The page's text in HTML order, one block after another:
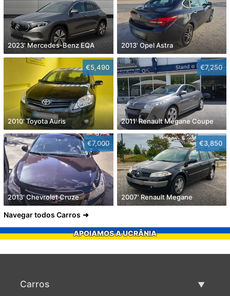
2023' Mercedes-Benz EQA 2013' Opel Astra
€5,490
2010' Toyota Auris
€7,250
2011' Renault Mégane Coupe
€7,000
2013' Chevrolet Cruze
€3,850
2007' Renault Megane
Navegar todos Carros
APOIAMOS A UCRÂNIA
Carros